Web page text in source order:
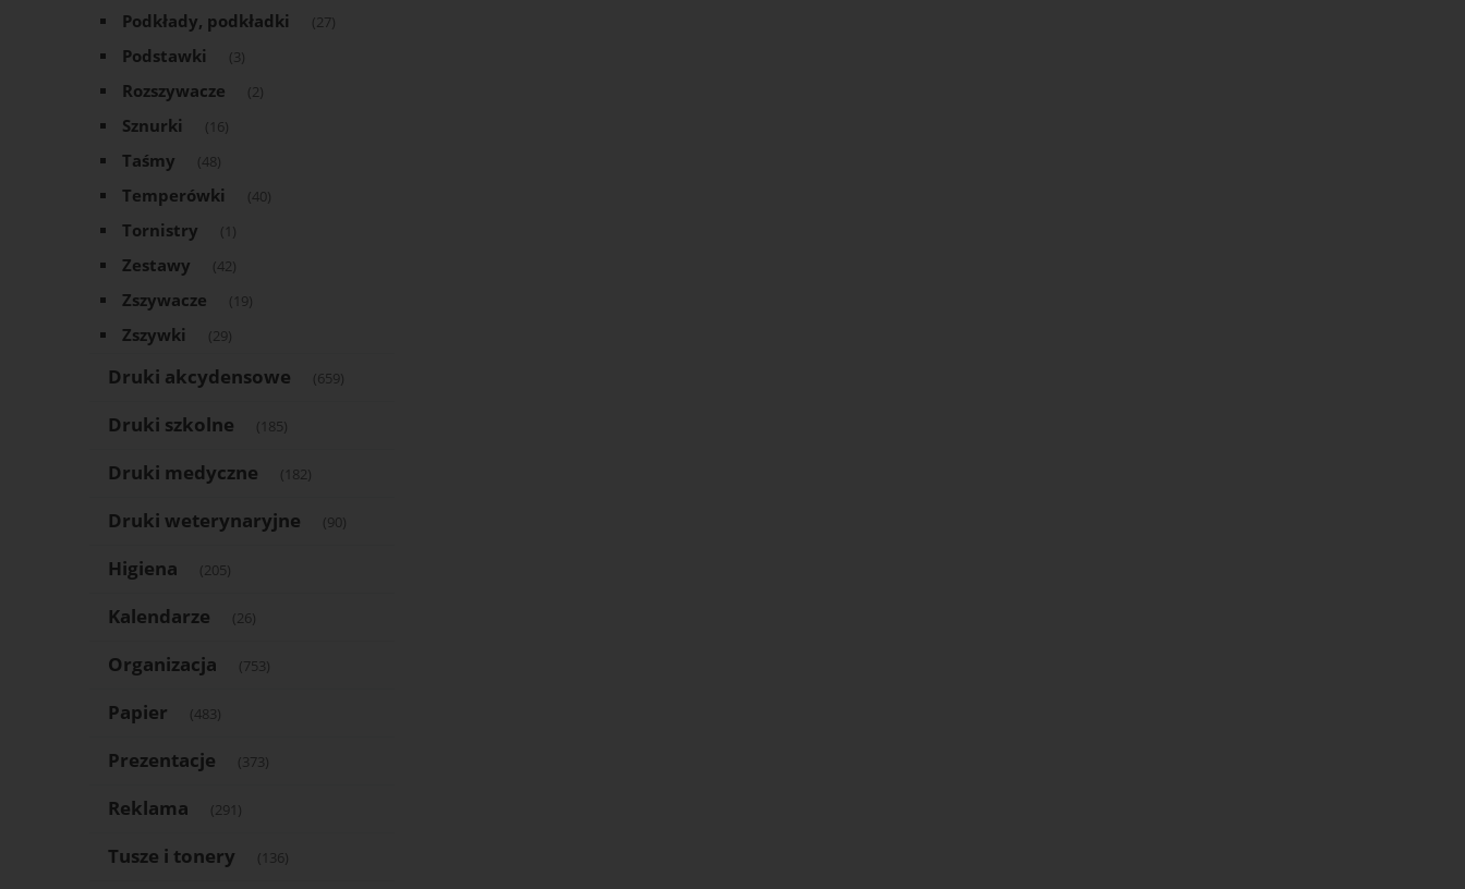
Podkłady, podkładki (27)
Podstawki (3)
Rozszywacze (2)
Sznurki (16)
Taśmy (48)
Temperówki (40)
Tornistry (1)
Zestawy (42)
Zszywacze (19)
Zszywki (29)
Druki akcydensowe (659)
Druki szkolne (185)
Druki medyczne (182)
Druki weterynaryjne (90)
Higiena (205)
Kalendarze (26)
Organizacja (753)
Papier (483)
Prezentacje (373)
Reklama (291)
Tusze i tonery (136)